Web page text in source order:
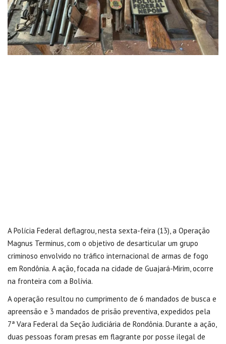
A Polícia Federal deflagrou, nesta sexta-feira (13), a Operação
Magnus Terminus, com o objetivo de desarticular um grupo
criminoso envolvido no tráfico internacional de armas de fogo
em Rondônia. A ação, focada na cidade de Guajará-Mirim, ocorre
na fronteira com a Bolívia.
A operação resultou no cumprimento de 6 mandados de busca e
apreensão e 3 mandados de prisão preventiva, expedidos pela
7ª Vara Federal da Seção Judiciária de Rondônia. Durante a ação,
duas pessoas foram presas em flagrante por posse ilegal de